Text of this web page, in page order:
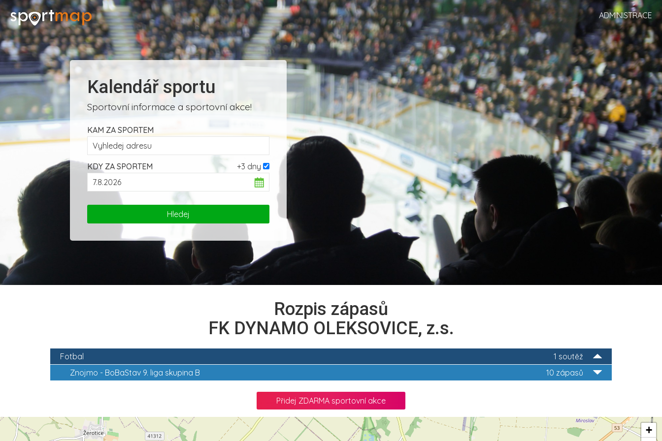
ADMINISTRACE
Kalendář sportu
Sportovní informace a sportovní akce!
KAM ZA SPORTEM
+3 dny
KDY ZA SPORTEM
Rozpis zápasů
FK DYNAMO OLEKSOVICE, z.s.
1 soutěž
Fotbal
10 zápasů
Znojmo - BoBaStav 9. liga skupina B
Přidej ZDARMA sportovní akce
+